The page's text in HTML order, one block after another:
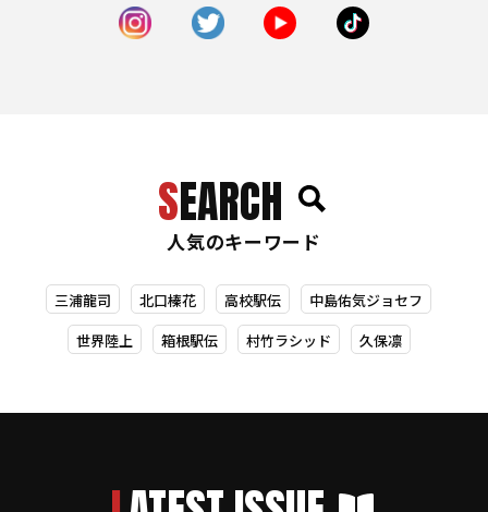
SEARCH
人気のキーワード
三浦龍司 北口榛花 高校駅伝 中島佑気ジョセフ
世界陸上 箱根駅伝 村竹ラシッド 久保凛